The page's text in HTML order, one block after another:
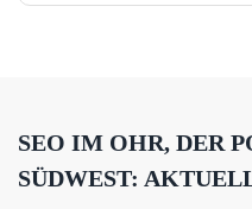
SEO IM OHR, DER
SÜDWEST: